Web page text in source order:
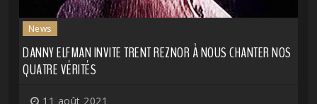
News
DANNY ELFMAN INVITE TRENT REZNOR À NOUS CHANTER NOS
QUATRE VÉRITÉS
11 août 2021